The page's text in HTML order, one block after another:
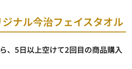
ナル今治フェイスタオル
、5日以上空けて2回目の商品購入